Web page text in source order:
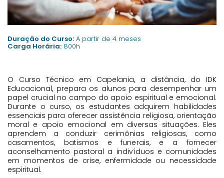
Duração do Curso: A partir de 4 meses
Carga Horária: 800h
O Curso Técnico em Capelania, a distância, do IDK
Educacional, prepara os alunos para desempenhar um
papel crucial no campo do apoio espiritual e emocional.
Durante o curso, os estudantes adquirem habilidades
essenciais para oferecer assistência religiosa, orientação
moral e apoio emocional em diversas situações. Eles
aprendem a conduzir cerimônias religiosas, como
casamentos, batismos e funerais, e a fornecer
aconselhamento pastoral a indivíduos e comunidades
em momentos de crise, enfermidade ou necessidade
espiritual.